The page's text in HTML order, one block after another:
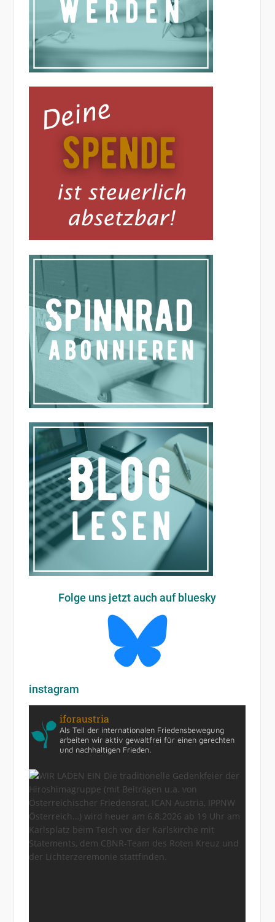
Folge uns jetzt auch auf bluesky
instagram
iforaustria
Als Teil der internationalen Friedensbewegung
arbeiten wir aktiv gewaltfrei für einen gerechten
und nachhaltigen Frieden.